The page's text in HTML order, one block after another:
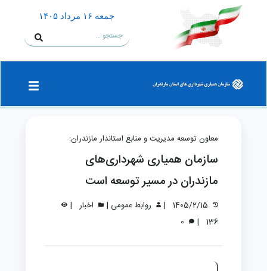
جمعه ۱۶ مرداد ۱۴۰۵
معاون توسعه مدیریت و منابع استاندار مازندران:
سازمان همیاری شهرداری‌های
مازندران در مسیر توسعه است
| روابط عمومی | اخبار |
136
|